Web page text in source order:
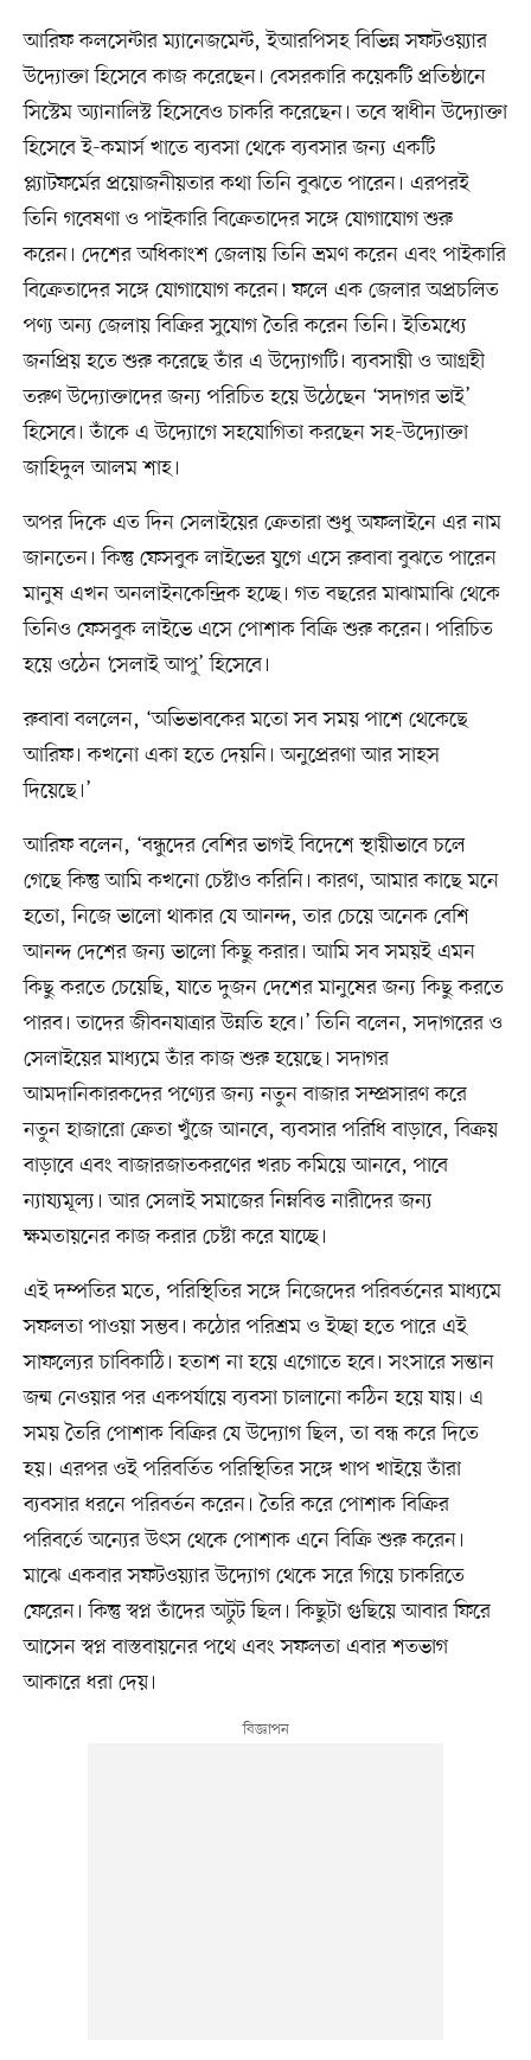
আরিফ কলসেন্টার ম্যানেজমেন্ট, ইআরপিসহ বিভিন্ন সফটওয়্যার
উদ্যোক্তা হিসেবে কাজ করেছেন। বেসরকারি কয়েকটি প্রতিষ্ঠানে
সিস্টেম অ্যানালিস্ট হিসেবেও চাকরি করেছেন। তবে স্বাধীন উদ্যোক্তা
হিসেবে ই-কমার্স খাতে ব্যবসা থেকে ব্যবসার জন্য একটি
প্ল্যাটফর্মের প্রয়োজনীয়তার কথা তিনি বুঝতে পারেন। এরপরই
তিনি গবেষণা ও পাইকারি বিক্রেতাদের সঙ্গে যোগাযোগ শুরু
করেন। দেশের অধিকাংশ জেলায় তিনি ভ্রমণ করেন এবং পাইকারি
বিক্রেতাদের সঙ্গে যোগাযোগ করেন। ফলে এক জেলার অপ্রচলিত
পণ্য অন্য জেলায় বিক্রির সুযোগ তৈরি করেন তিনি। ইতিমধ্যে
জনপ্রিয় হতে শুরু করেছে তাঁর এ উদ্যোগটি। ব্যবসায়ী ও আগ্রহী
তরুণ উদ্যোক্তাদের জন্য পরিচিত হয়ে উঠেছেন ‘সদাগর ভাই’
হিসেবে। তাঁকে এ উদ্যোগে সহযোগিতা করছেন সহ-উদ্যোক্তা
জাহিদুল আলম শাহ।
অপর দিকে এত দিন সেলাইয়ের ক্রেতারা শুধু অফলাইনে এর নাম
জানতেন। কিন্তু ফেসবুক লাইভের যুগে এসে রুবাবা বুঝতে পারেন
মানুষ এখন অনলাইনকেন্দ্রিক হচ্ছে। গত বছরের মাঝামাঝি থেকে
তিনিও ফেসবুক লাইভে এসে পোশাক বিক্রি শুরু করেন। পরিচিত
হয়ে ওঠেন ‘সেলাই আপু’ হিসেবে।
রুবাবা বললেন, ‘অভিভাবকের মতো সব সময় পাশে থেকেছে
আরিফ। কখনো একা হতে দেয়নি। অনুপ্রেরণা আর সাহস
দিয়েছে।’
আরিফ বলেন, ‘বন্ধুদের বেশির ভাগই বিদেশে স্থায়ীভাবে চলে
গেছে কিন্তু আমি কখনো চেষ্টাও করিনি। কারণ, আমার কাছে মনে
হতো, নিজে ভালো থাকার যে আনন্দ, তার চেয়ে অনেক বেশি
আনন্দ দেশের জন্য ভালো কিছু করার। আমি সব সময়ই এমন
কিছু করতে চেয়েছি, যাতে দুজন দেশের মানুষের জন্য কিছু করতে
পারব। তাদের জীবনযাত্রার উন্নতি হবে।’ তিনি বলেন, সদাগরের ও
সেলাইয়ের মাধ্যমে তাঁর কাজ শুরু হয়েছে। সদাগর
আমদানিকারকদের পণ্যের জন্য নতুন বাজার সম্প্রসারণ করে
নতুন হাজারো ক্রেতা খুঁজে আনবে, ব্যবসার পরিধি বাড়াবে, বিক্রয়
বাড়াবে এবং বাজারজাতকরণের খরচ কমিয়ে আনবে, পাবে
ন্যায্যমূল্য। আর সেলাই সমাজের নিম্নবিত্ত নারীদের জন্য
ক্ষমতায়নের কাজ করার চেষ্টা করে যাচ্ছে।
এই দম্পতির মতে, পরিস্থিতির সঙ্গে নিজেদের পরিবর্তনের মাধ্যমে
সফলতা পাওয়া সম্ভব। কঠোর পরিশ্রম ও ইচ্ছা হতে পারে এই
সাফল্যের চাবিকাঠি। হতাশ না হয়ে এগোতে হবে। সংসারে সন্তান
জন্ম নেওয়ার পর একপর্যায়ে ব্যবসা চালানো কঠিন হয়ে যায়। এ
সময় তৈরি পোশাক বিক্রির যে উদ্যোগ ছিল, তা বন্ধ করে দিতে
হয়। এরপর ওই পরিবর্তিত পরিস্থিতির সঙ্গে খাপ খাইয়ে তাঁরা
ব্যবসার ধরনে পরিবর্তন করেন। তৈরি করে পোশাক বিক্রির
পরিবর্তে অন্যের উৎস থেকে পোশাক এনে বিক্রি শুরু করেন।
মাঝে একবার সফটওয়্যার উদ্যোগ থেকে সরে গিয়ে চাকরিতে
ফেরেন। কিন্তু স্বপ্ন তাঁদের অটুট ছিল। কিছুটা গুছিয়ে আবার ফিরে
আসেন স্বপ্ন বাস্তবায়নের পথে এবং সফলতা এবার শতভাগ
আকারে ধরা দেয়।